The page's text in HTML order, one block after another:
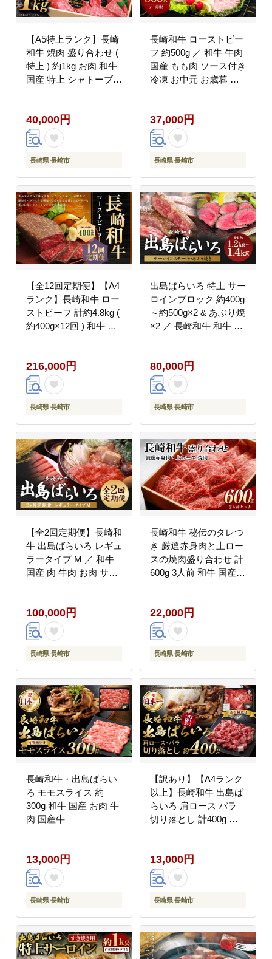
【A5特上ランク】長崎
和牛 焼肉 盛り合わせ (
特上 ) 約1kg お肉 和牛
国産 特上 シャトーブリ
県 長崎市
40,000円
長崎県 長崎市
長崎和牛 ローストビー
フ 約500g ／ 和牛 牛肉
国産 もも肉 ソース付き
冷凍 お中元 お歳暮 贈
37,000円
長崎県 長崎市
【全12回定期便】【A4
ランク】長崎和牛 ロー
ストビーフ 計約4.8kg (
約400g×12回 ) 和牛 牛
216,000円
長崎県 長崎市
出島ばらいろ 特上 サー
ロインブロック 約400g
～約500g×2 & あぶり焼
×2 ／ 長崎和牛 和牛 国
80,000円
長崎県 長崎市
【全2回定期便】長崎和
牛 出島ばらいろ レギュ
ラータイプ M ／ 和牛
国産 肉 牛肉 お肉 サー
長崎県 長崎市
100,000円
長崎県 長崎市
長崎和牛 秘伝のタレつ
き 厳選赤身肉と上ロー
スの焼肉盛り合わせ 計
600g 3人前 和牛 国産牛
22,000円
長崎県 長崎市
長崎和牛・出島ばらい
ろ モモスライス 約
300g 和牛 国産 お肉 牛
肉 国産牛
13,000円
長崎県 長崎市
【訳あり】【A4ランク
以上】長崎和牛 出島ば
らいろ 肩ロース バラ
切り落とし 計400g 和
13,000円
長崎県 長崎市